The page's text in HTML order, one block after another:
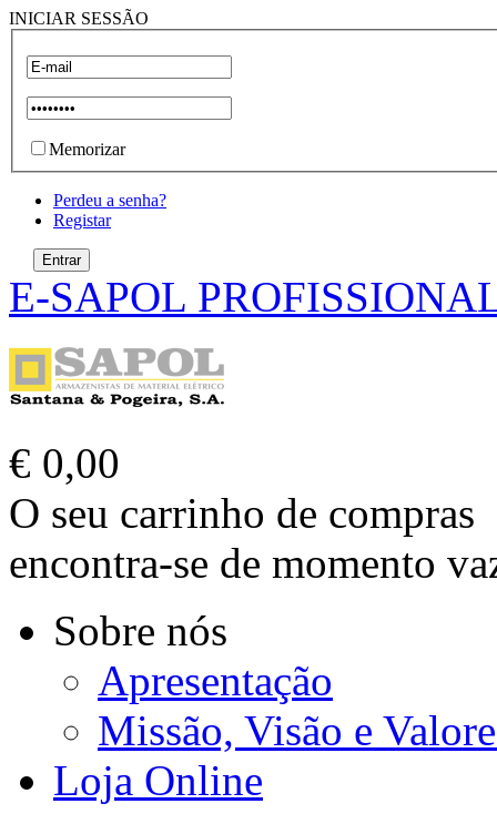
INICIAR SESSÃO
Memorizar
Perdeu a senha?
Registar
E-SAPOL
€ 0,00
O seu carrinho de compras
encontra-se de momento
Sobre nós
Apresentação
Missão, Visão e
Loja Online